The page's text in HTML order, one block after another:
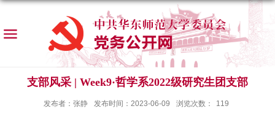
支部风采 | Week9·哲学系2022级研究生团支部
发布者：张静 发布时间：2023-06-09 浏览次数： 119